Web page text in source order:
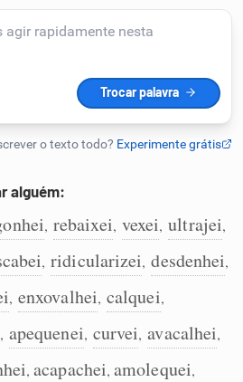
alguém:
, rebaixei, vexei, ultrajei,
, ridicularizei, desdenhei,
, enxovalhei, calquei,
, apequenei, curvei, avacalhei,
,acapachei,amolequei,